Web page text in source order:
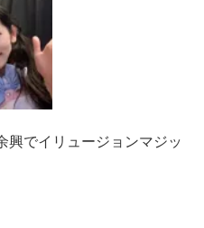
でイリュージョンマジッ